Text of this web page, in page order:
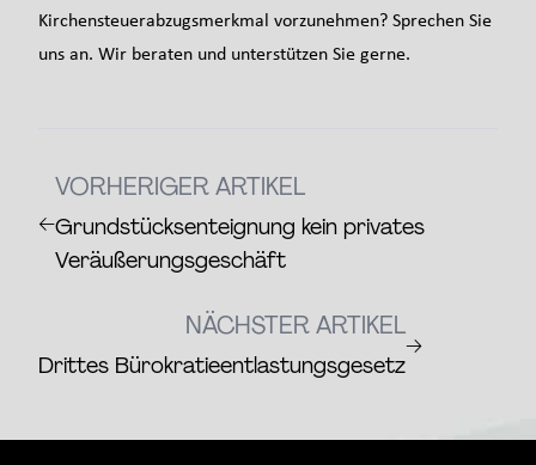
Kirchensteuerabzugsmerkmal vorzunehmen? Sprechen Sie
uns an. Wir beraten und unterstützen Sie gerne.
←
VORHERIGER ARTIKEL
Grundstücksenteignung kein privates
Veräußerungsgeschäft
NÄCHSTER ARTIKEL
Drittes Bürokratieentlastungsgesetz
→